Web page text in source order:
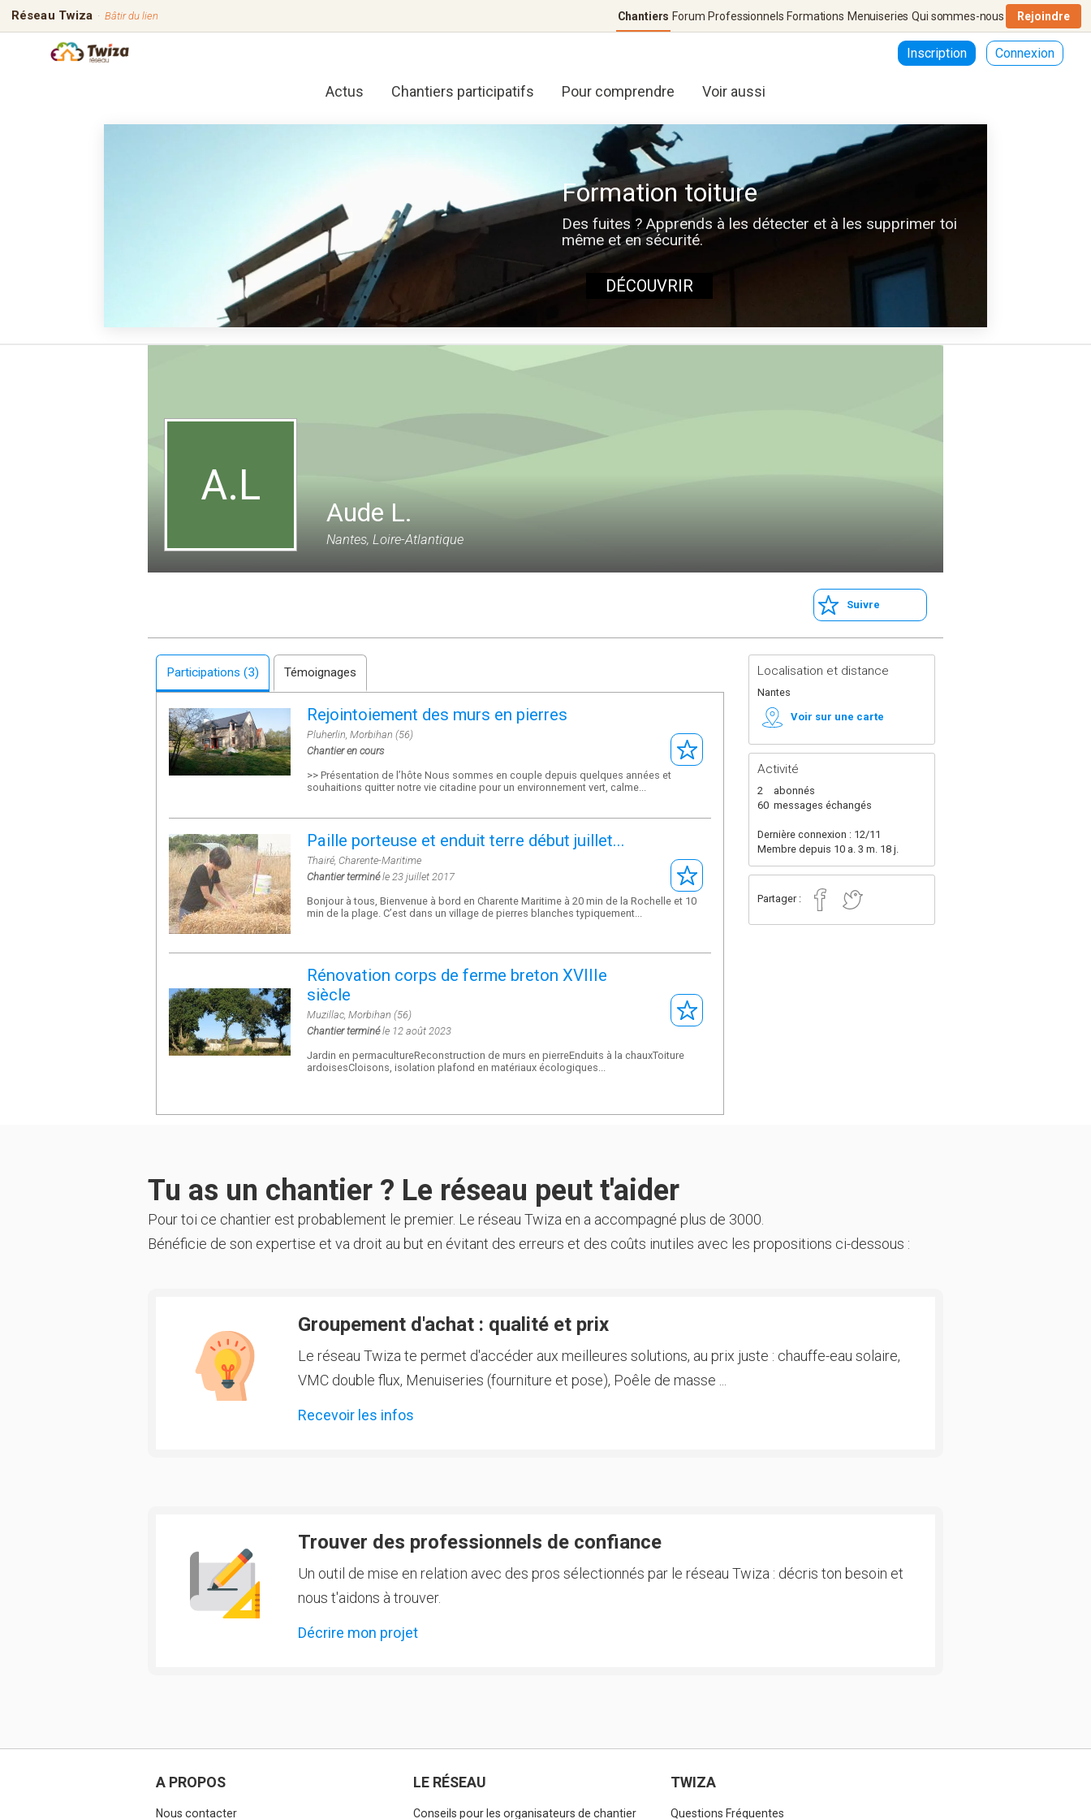
Réseau Twiza · Bâtir du lien Chantiers Forum Professionnels Formations Menuiseries Qui sommes-nous Rejoindre
Inscription Connexion
Actus Chantiers participatifs Pour comprendre Voir aussi
Formation toiture
Des fuites ? Apprends à les détecter et à les supprimer toi
même et en sécurité.
DÉCOUVRIR
A.L
Aude L.
Nantes, Loire-Atlantique
Suivre
Localisation et distance
Nantes
Voir sur une carte
Activité
2
abonnés
60 messages échangés
Dernière connexion : 12/11
Membre depuis 10 a. 3 m. 18 j.
Partager :
Participations (3) Témoignages
Rejointoiement des murs en pierres
Pluherlin, Morbihan (56)
Chantier en cours
>> Présentation de l’hôte Nous sommes en couple depuis quelques années et
souhaitions quitter notre vie citadine pour un environnement vert, calme...
Paille porteuse et enduit terre début juillet...
Thairé, Charente-Maritime
Chantier terminéle 23 juillet 2017
Bonjour à tous, Bienvenue à bord en Charente Maritime à 20 min de la Rochelle et 10
min de la plage. C’est dans un village de pierres blanches typiquement...
Rénovation corps de ferme breton XVIIIe
siècle
Muzillac, Morbihan (56)
Chantier terminéle 12 août 2023
Jardin en permacultureReconstruction de murs en pierreEnduits à la chauxToiture
ardoisesCloisons, isolation plafond en matériaux écologiques...
Tu as un chantier ? Le réseau peut t'aider
Pour toi ce chantier est probablement le premier. Le réseau Twiza en a accompagné plus de 3000.
Bénéficie de son expertise et va droit au but en évitant des erreurs et des coûts inutiles avec les propositions ci-dessous :
Groupement d'achat : qualité et prix
Le réseau Twiza te permet d'accéder aux meilleures solutions, au prix juste : chauffe-eau solaire,
VMC double flux, Menuiseries (fourniture et pose), Poêle de masse ...
Recevoir les infos
Trouver des professionnels de confiance
Un outil de mise en relation avec des pros sélectionnés par le réseau Twiza : décris ton besoin et
nous t'aidons à trouver.
Décrire mon projet
A PROPOS
Nous contacter
LE RÉSEAU
Conseils pour les organisateurs de chantier
TWIZA
Questions Fréquentes